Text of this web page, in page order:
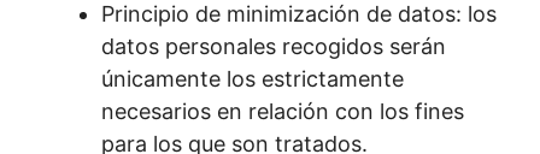
Principio de minimización de datos: los
datos personales recogidos serán
únicamente los estrictamente
necesarios en relación con los fines
para los que son tratados.